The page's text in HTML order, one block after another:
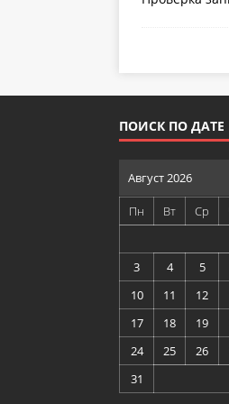
ПОИСК ПО ДАТЕ
Август 2026
Пн Вт Ср
3
4 5
10
11 12
17
18 19
24
25 26
31